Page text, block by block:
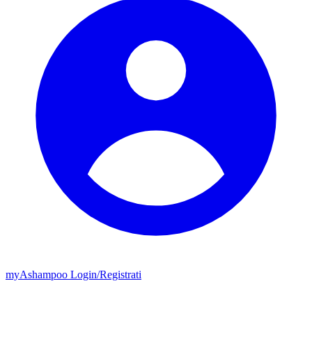
myAshampoo Login/Registrati